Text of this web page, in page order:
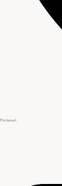
Pinterest